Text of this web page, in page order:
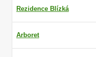
Rezidence Blízká
Arboret